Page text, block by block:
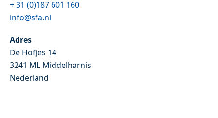
+ 31 (0)187 601 160
info@sfa.nl
Adres
De Hofjes 14
3241 ML Middelharnis
Nederland